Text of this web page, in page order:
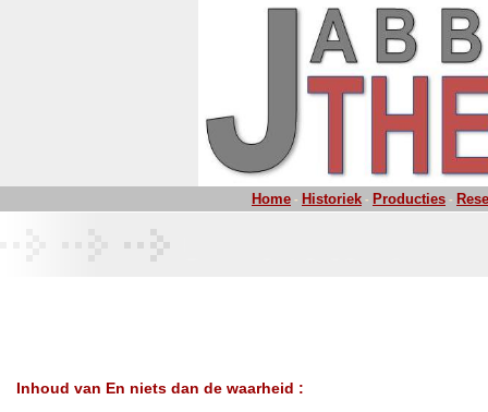
Home - Historiek - Producties -
Inhoud van En niets dan de waarheid :